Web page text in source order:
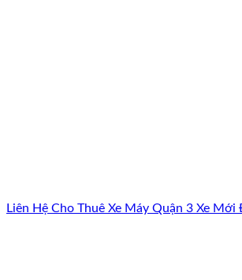
Liên Hệ Cho Thuê Xe Máy Quận 3 Xe Mới